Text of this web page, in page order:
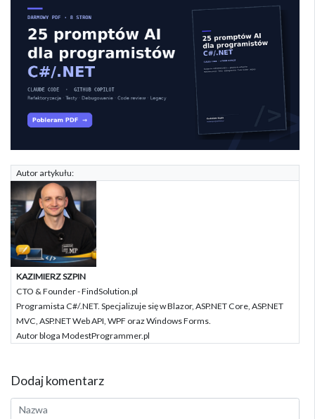
Autor artykułu:
KAZIMIERZ SZPIN
CTO & Founder - FindSolution.pl
Programista C#/.NET. Specjalizuje się w Blazor, ASP.NET Core, ASP.NET
MVC, ASP.NET Web API, WPF oraz Windows Forms.
Autor bloga ModestProgrammer.pl
Dodaj komentarz